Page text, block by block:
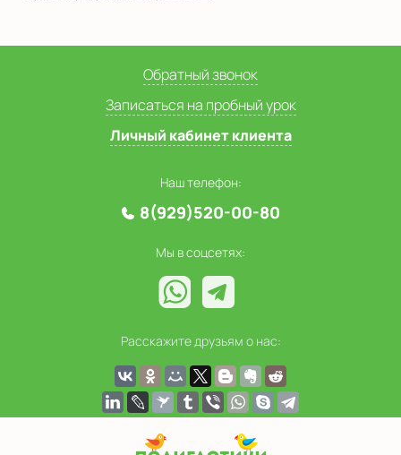
Обратный звонок
Записаться на пробный урок
Личный кабинет клиента
Наш телефон:
8(929)520-00-80
Мы в соцсетях:
Расскажите друзьям о нас: